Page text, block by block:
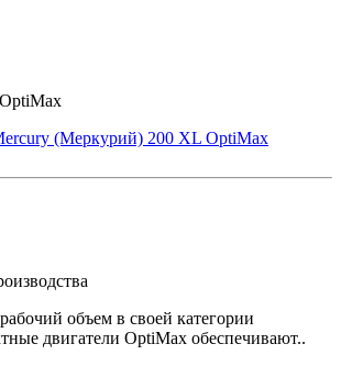
(Меркурий) 200 XL OptiMax
объем в своей категории
двигатели OptiMax обеспечивают..